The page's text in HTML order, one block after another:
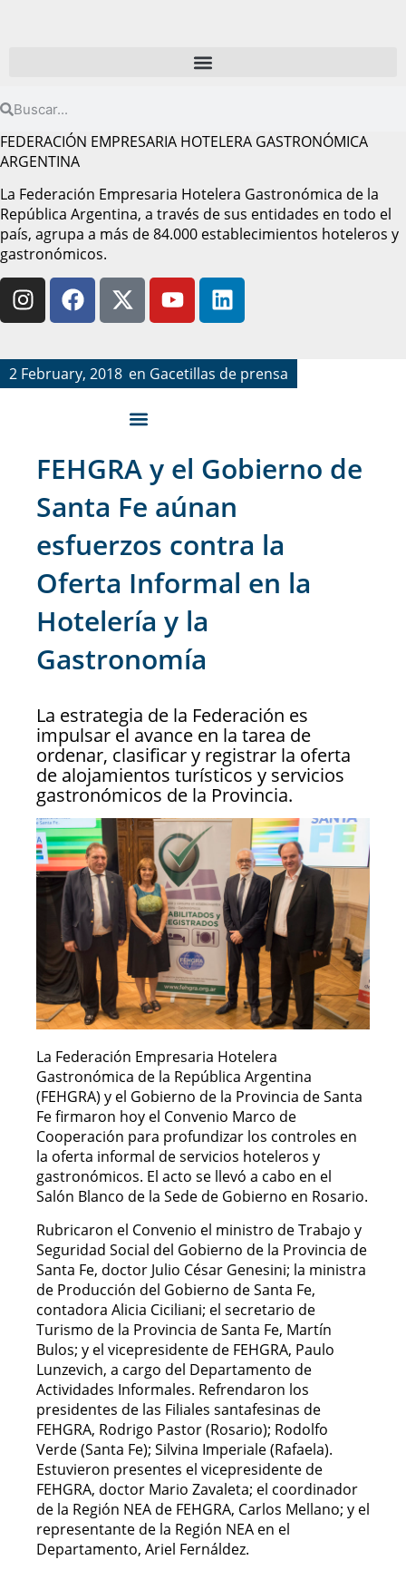
FEDERACIÓN EMPRESARIA HOTELERA GASTRONÓMICA
ARGENTINA
La Federación Empresaria Hotelera Gastronómica de la
República Argentina, a través de sus entidades en todo el
país, agrupa a más de 84.000 establecimientos hoteleros y
gastronómicos.
2 February, 2018 en Gacetillas de prensa
FEHGRA y el Gobierno de
Santa Fe aúnan
esfuerzos contra la
Oferta Informal en la
Hotelería y la
Gastronomía
La estrategia de la Federación es
impulsar el avance en la tarea de
ordenar, clasificar y registrar la oferta
de alojamientos turísticos y servicios
gastronómicos de la Provincia.
La Federación Empresaria Hotelera
Gastronómica de la República Argentina
(FEHGRA) y el Gobierno de la Provincia de Santa
Fe firmaron hoy el Convenio Marco de
Cooperación para profundizar los controles en
la oferta informal de servicios hoteleros y
gastronómicos. El acto se llevó a cabo en el
Salón Blanco de la Sede de Gobierno en Rosario.
Rubricaron el Convenio el ministro de Trabajo y
Seguridad Social del Gobierno de la Provincia de
Santa Fe, doctor Julio César Genesini; la ministra
de Producción del Gobierno de Santa Fe,
contadora Alicia Ciciliani; el secretario de
Turismo de la Provincia de Santa Fe, Martín
Bulos; y el vicepresidente de FEHGRA, Paulo
Lunzevich, a cargo del Departamento de
Actividades Informales. Refrendaron los
presidentes de las Filiales santafesinas de
FEHGRA, Rodrigo Pastor (Rosario); Rodolfo
Verde (Santa Fe); Silvina Imperiale (Rafaela).
Estuvieron presentes el vicepresidente de
FEHGRA, doctor Mario Zavaleta; el coordinador
de la Región NEA de FEHGRA, Carlos Mellano; y el
representante de la Región NEA en el
Departamento, Ariel Fernáldez.